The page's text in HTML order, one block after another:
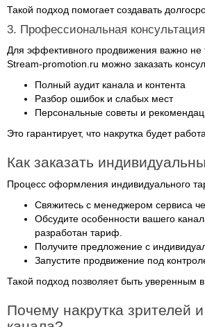
Такой подход помогает создавать
3. Профессиональная
Для эффективного продвижения важно не
Stream-promotion.ru можно заказать
Полный аудит канала и контента
Разбор ошибок и слабых мест
Персональные советы и
Это гарантирует, что накрутка будет
Как заказать
Процесс оформления индивидуального
Свяжитесь с менеджером сервиса
Обсудите особенности вашего
разработан тариф.
Получите предложение с
Запустите продвижение под
Такой подход позволяет быть уверенным
Почему накрутка зрителей